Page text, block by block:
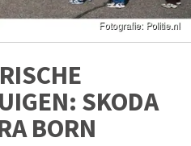
SKODA
BORN